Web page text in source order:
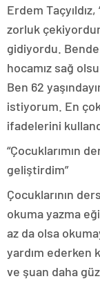
Erdem
zorluk
gidiyordu.
hocamız sağ
Ben 62
istiyorum. En
ifadelerini
“Çocuklarımın
geliştirdim”
Çocuklarının
okuma yazma
az da olsa
yardım ederken
ve şuan daha